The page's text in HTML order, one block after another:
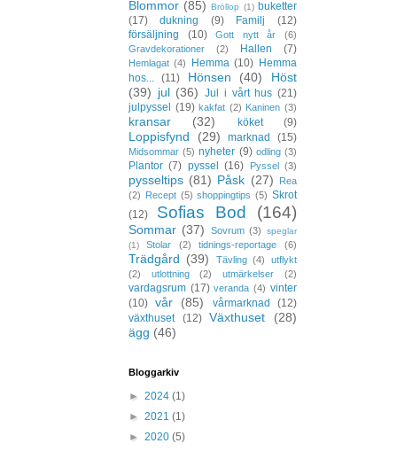
Blommor (85) Bröllop (1) buketter
(17)
dukning (9) Familj
(12)
försäljning
(10) Gott nytt år
(6)
Gravdekorationer
(2) Hallen (7)
Hemlagat (4) Hemma (10) Hemma
hos...
(11) Hönsen (40)
Höst
(39) jul (36) Jul i vårt hus (21)
julpyssel
(19) kakfat (2) Kaninen (3)
kransar (32) köket (9)
Loppisfynd (29) marknad (15)
Midsommar (5) nyheter (9) odling (3)
Plantor (7) pyssel (16) Pyssel (3)
pysseltips (81) Påsk (27)
Rea
(2) Recept (5) shoppingtips (5) Skrot
(12)
Sofias Bod (164)
Sommar (37) Sovrum (3)
speglar
(1)
Stolar (2) tidnings-reportage (6)
Trädgård (39) Tävling (4)
utflykt
(2)
utlottning (2) utmärkelser (2)
vardagsrum (17) veranda (4) vinter
(10) vår (85) vårmarknad
(12)
växthuset
(12) Växthuset
(28)
ägg (46)
Bloggarkiv
► 2024 (1)
► 2021 (1)
► 2020 (5)